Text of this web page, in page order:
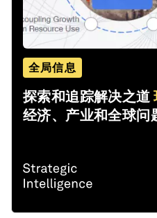
全局信息
探索和追踪解决之道
经济、产业和全球问